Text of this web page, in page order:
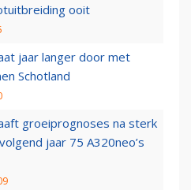
ooit
jaar langer door met
Schotland
groeiprognoses na sterk
jaar 75 A320neo’s